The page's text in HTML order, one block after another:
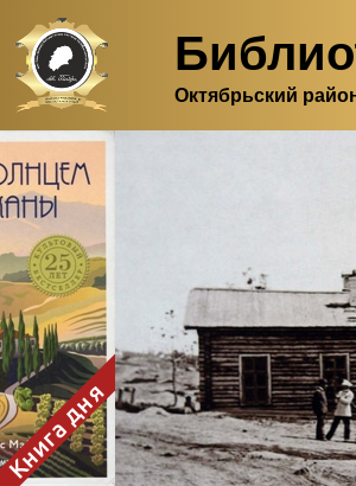
Октябрьский
своем
я вновь
с
открыт
пчёл
пожелает
окно и
Едим
во
настолько
здравый
матери -
спешить, -
время
до блеска
Книга дня